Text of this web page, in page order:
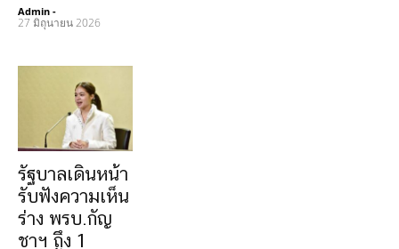
Admin -
27 มิถุนายน 2026
รัฐบาลเดินหน้า
รับฟังความเห็น
ร่าง พรบ.กัญ
ชาฯ ถึง 1